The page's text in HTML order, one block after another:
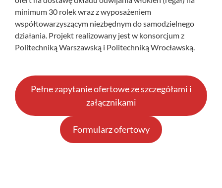
minimum 30 rolek wraz z wyposażeniem
współtowarzyszącym niezbędnym do samodzielnego
działania. Projekt realizowany jest w konsorcjum z
Politechniką Warszawską i Politechniką Wrocławską.
Pełne zapytanie ofertowe ze szczegółami i
załącznikami
Formularz ofertowy